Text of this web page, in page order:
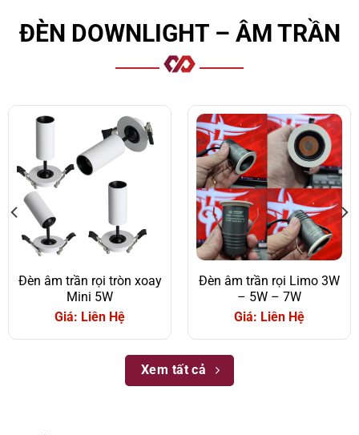
ĐÈN DOWNLIGHT – ÂM TRẦN
Đèn âm trần rọi tròn xoay
Mini 5W
Giá: Liên Hệ
Đèn âm trần rọi Limo 3W
– 5W – 7W
Giá: Liên Hệ
Xem tất cả